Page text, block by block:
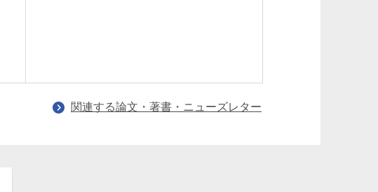
関連する論文・著書・ニューズレター